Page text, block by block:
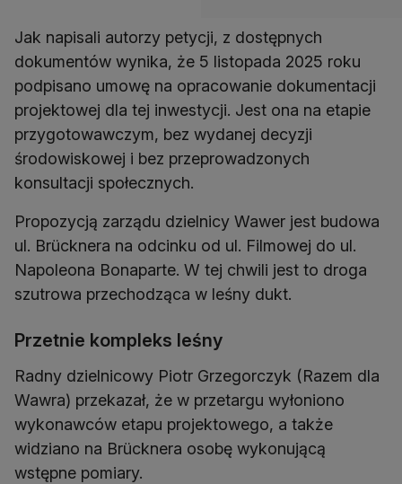
Jak napisali autorzy petycji, z dostępnych
dokumentów wynika, że 5 listopada 2025 roku
podpisano umowę na opracowanie dokumentacji
projektowej dla tej inwestycji. Jest ona na etapie
przygotowawczym, bez wydanej decyzji
środowiskowej i bez przeprowadzonych
konsultacji społecznych.
Propozycją zarządu dzielnicy Wawer jest budowa
ul. Brücknera na odcinku od ul. Filmowej do ul.
Napoleona Bonaparte. W tej chwili jest to droga
szutrowa przechodząca w leśny dukt.
Przetnie kompleks leśny
Radny dzielnicowy Piotr Grzegorczyk (Razem dla
Wawra) przekazał, że w przetargu wyłoniono
wykonawców etapu projektowego, a także
widziano na Brücknera osobę wykonującą
wstępne pomiary.